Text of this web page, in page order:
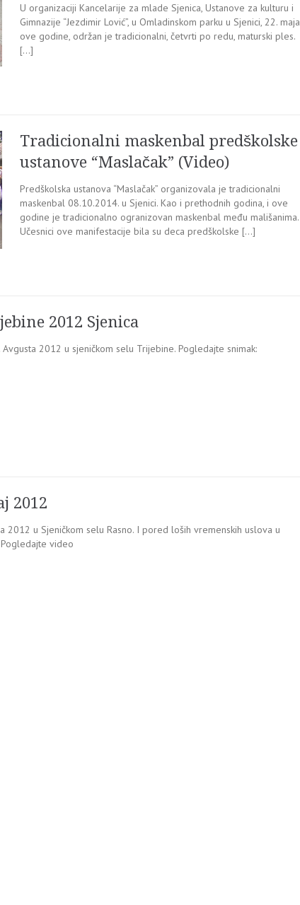
U organizaciji Kancelarije za mlade Sjenica, Ustanove za kulturu i
Gimnazije “Jezdimir Lović”, u Omladinskom parku u Sjenici, 22. maja
ove godine, održan je tradicionalni, četvrti po redu, maturski ples.
[…]
Tradicionalni maskenbal predškolske
ustanove “Maslačak” (Video)
Predškolska ustanova “Maslačak” organizovala je tradicionalni
maskenbal 08.10.2014. u Sjenici. Kao i prethodnih godina, i ove
godine je tradicionalno ogranizovan maskenbal među mališanima.
Učesnici ove manifestacije bila su deca predškolske […]
2012 Sjenica
2012 u sjeničkom selu Trijebine. Pogledajte snimak:
2012
u Sjeničkom selu Rasno. I pored loših vremenskih uslova u
video